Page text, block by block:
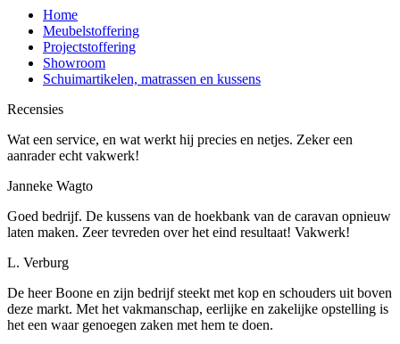
Home
Meubelstoffering
Projectstoffering
Showroom
Schuimartikelen, matrassen en kussens
Recensies
Wat een service, en wat werkt hij precies en netjes. Zeker een
aanrader echt vakwerk!
Janneke Wagto
Goed bedrijf. De kussens van de hoekbank van de caravan opnieuw
laten maken. Zeer tevreden over het eind resultaat! Vakwerk!
L. Verburg
De heer Boone en zijn bedrijf steekt met kop en schouders uit boven
deze markt. Met het vakmanschap, eerlijke en zakelijke opstelling is
het een waar genoegen zaken met hem te doen.